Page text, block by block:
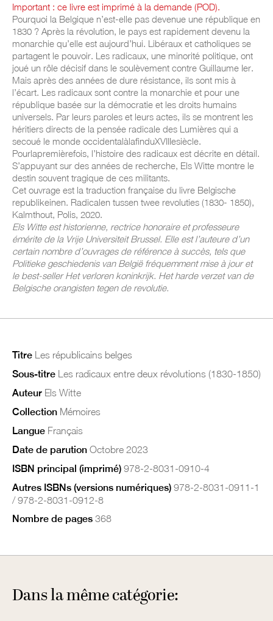
Important : ce livre est imprimé à la demande (POD).
Pourquoi la Belgique n’est-elle pas devenue une république en
1830 ? Après la révolution, le pays est rapidement devenu la
monarchie qu’elle est aujourd’hui. Libéraux et catholiques se
partagent le pouvoir. Les radicaux, une minorité politique, ont
joué un rôle décisif dans le soulèvement contre Guillaume Ier.
Mais après des années de dure résistance, ils sont mis à
l’écart. Les radicaux sont contre la monarchie et pour une
république basée sur la démocratie et les droits humains
universels. Par leurs paroles et leurs actes, ils se montrent les
héritiers directs de la pensée radicale des Lumières qui a
secoué le monde occidentalàlafinduXVIIIesiècle.
Pourlapremièrefois, l’histoire des radicaux est décrite en détail.
S’appuyant sur des années de recherche, Els Witte montre le
destin souvent tragique de ces militants.
Cet ouvrage est la traduction française du livre Belgische
republikeinen. Radicalen tussen twee revoluties (1830- 1850),
Kalmthout, Polis, 2020.
Els Witte est historienne, rectrice honoraire et professeure
émérite de la Vrije Universiteit Brussel. Elle est l’auteure d’un
certain nombre d’ouvrages de référence à succès, tels que
Politieke geschiedenis van België fréquemment mise à jour et
le best-seller Het verloren koninkrijk. Het harde verzet van de
Belgische orangisten tegen de revolutie.
Titre Les républicains belges
Sous-titre Les radicaux entre deux révolutions (1830-1850)
Auteur Els Witte
Collection Mémoires
Langue Français
Date de parution Octobre 2023
ISBN principal (imprimé) 978-2-8031-0910-4
Autres ISBNs (versions numériques) 978-2-8031-0911-1
/ 978-2-8031-0912-8
Nombre de pages 368
Dans la même catégorie: